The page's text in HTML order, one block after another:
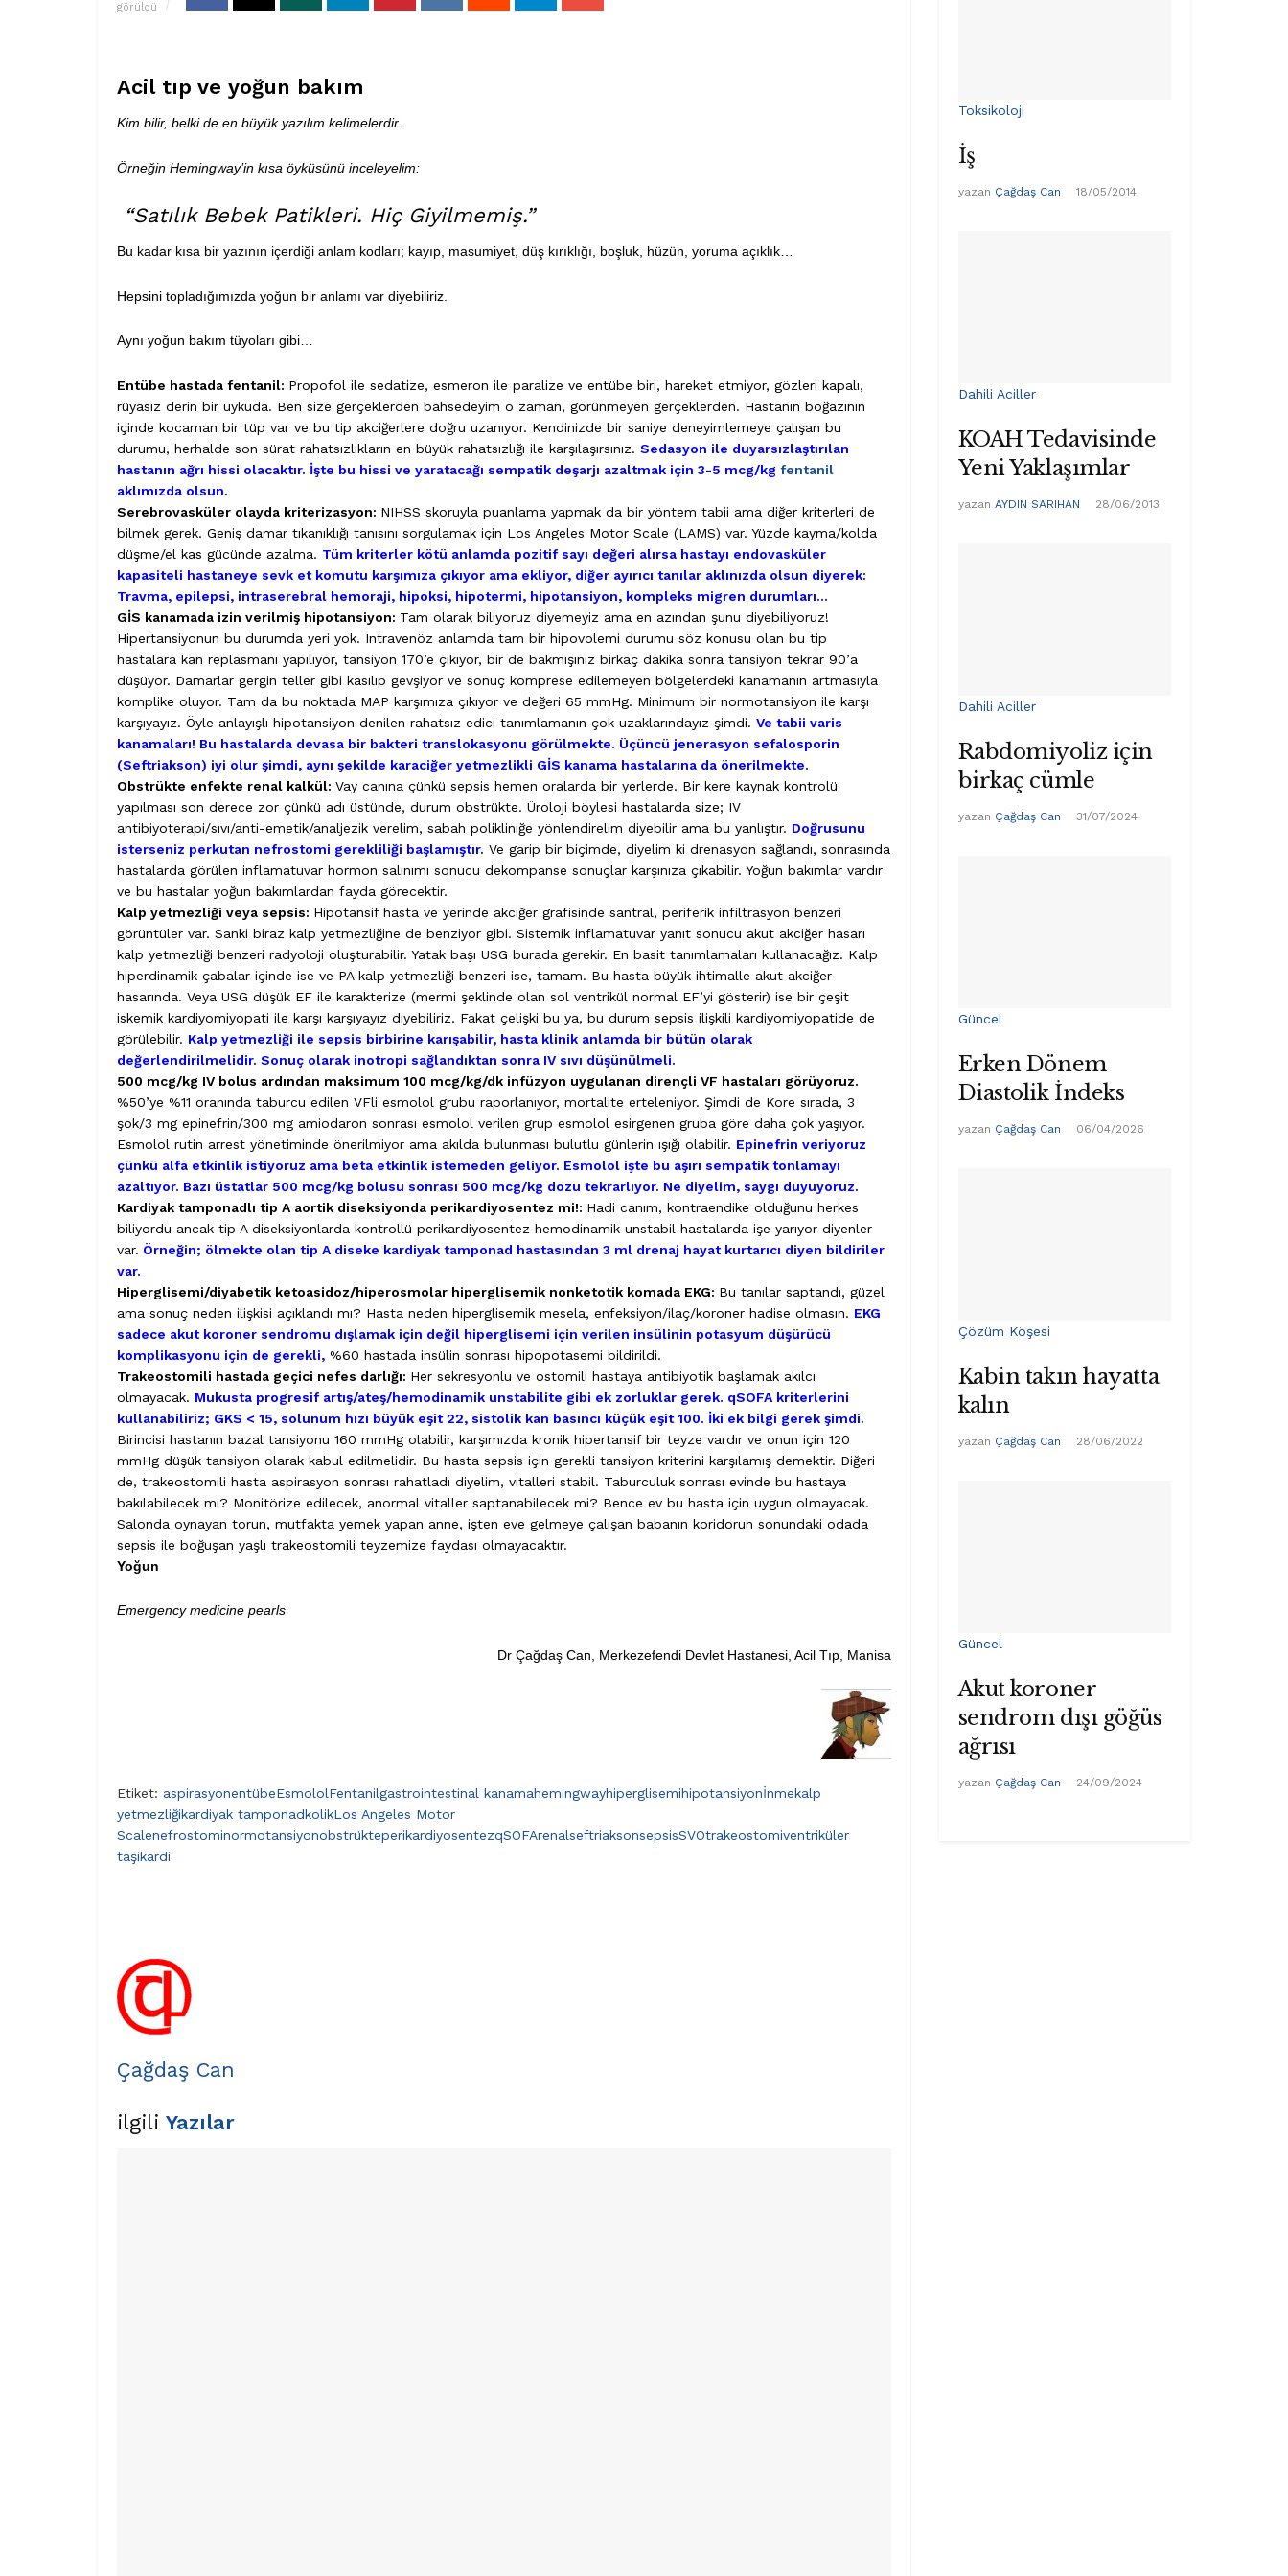
görüldü
Acil tıp ve yoğun bakım
Kim bilir, belki de en büyük yazılım kelimelerdir.
Örneğin Hemingway’in kısa öyküsünü inceleyelim:
“Satılık Bebek Patikleri. Hiç Giyilmemiş.”
Bu kadar kısa bir yazının içerdiği anlam kodları; kayıp, masumiyet, düş kırıklığı, boşluk, hüzün, yoruma açıklık…
Hepsini topladığımızda yoğun bir anlamı var diyebiliriz.
Aynı yoğun bakım tüyoları gibi…
Entübe hastada fentanil: Propofol ile sedatize, esmeron ile paralize ve entübe biri, hareket etmiyor, gözleri kapalı,
rüyasız derin bir uykuda. Ben size gerçeklerden bahsedeyim o zaman, görünmeyen gerçeklerden. Hastanın boğazının
içinde kocaman bir tüp var ve bu tip akciğerlere doğru uzanıyor. Kendinizde bir saniye deneyimlemeye çalışan bu
durumu, herhalde son sürat rahatsızlıkların en büyük rahatsızlığı ile karşılaşırsınız. Sedasyon ile duyarsızlaştırılan
hastanın ağrı hissi olacaktır. İşte bu hissi ve yaratacağı sempatik deşarjı azaltmak için 3-5 mcg/kg fentanil
aklımızda olsun.
Serebrovasküler olayda kriterizasyon: NIHSS skoruyla puanlama yapmak da bir yöntem tabii ama diğer kriterleri de
bilmek gerek. Geniş damar tıkanıklığı tanısını sorgulamak için Los Angeles Motor Scale (LAMS) var. Yüzde kayma/kolda
düşme/el kas gücünde azalma. Tüm kriterler kötü anlamda pozitif sayı değeri alırsa hastayı endovasküler
kapasiteli hastaneye sevk et komutu karşımıza çıkıyor ama ekliyor, diğer ayırıcı tanılar aklınızda olsun diyerek:
Travma, epilepsi, intraserebral hemoraji, hipoksi, hipotermi, hipotansiyon, kompleks migren durumları…
GİS kanamada izin verilmiş hipotansiyon: Tam olarak biliyoruz diyemeyiz ama en azından şunu diyebiliyoruz!
Hipertansiyonun bu durumda yeri yok. Intravenöz anlamda tam bir hipovolemi durumu söz konusu olan bu tip
hastalara kan replasmanı yapılıyor, tansiyon 170’e çıkıyor, bir de bakmışınız birkaç dakika sonra tansiyon tekrar 90’a
düşüyor. Damarlar gergin teller gibi kasılıp gevşiyor ve sonuç komprese edilemeyen bölgelerdeki kanamanın artmasıyla
komplike oluyor. Tam da bu noktada MAP karşımıza çıkıyor ve değeri 65 mmHg. Minimum bir normotansiyon ile karşı
karşıyayız. Öyle anlayışlı hipotansiyon denilen rahatsız edici tanımlamanın çok uzaklarındayız şimdi. Ve tabii varis
kanamaları! Bu hastalarda devasa bir bakteri translokasyonu görülmekte. Üçüncü jenerasyon sefalosporin
(Seftriakson) iyi olur şimdi, aynı şekilde karaciğer yetmezlikli GİS kanama hastalarına da önerilmekte.
Obstrükte enfekte renal kalkül: Vay canına çünkü sepsis hemen oralarda bir yerlerde. Bir kere kaynak kontrolü
yapılması son derece zor çünkü adı üstünde, durum obstrükte. Üroloji böylesi hastalarda size; IV
antibiyoterapi/sıvı/anti-emetik/analjezik verelim, sabah polikliniğe yönlendirelim diyebilir ama bu yanlıştır. Doğrusunu
isterseniz perkutan nefrostomi gerekliliği başlamıştır. Ve garip bir biçimde, diyelim ki drenasyon sağlandı, sonrasında
hastalarda görülen inflamatuvar hormon salınımı sonucu dekompanse sonuçlar karşınıza çıkabilir. Yoğun bakımlar vardır
ve bu hastalar yoğun bakımlardan fayda görecektir.
Kalp yetmezliği veya sepsis: Hipotansif hasta ve yerinde akciğer grafisinde santral, periferik infiltrasyon benzeri
görüntüler var. Sanki biraz kalp yetmezliğine de benziyor gibi. Sistemik inflamatuvar yanıt sonucu akut akciğer hasarı
kalp yetmezliği benzeri radyoloji oluşturabilir. Yatak başı USG burada gerekir. En basit tanımlamaları kullanacağız. Kalp
hiperdinamik çabalar içinde ise ve PA kalp yetmezliği benzeri ise, tamam. Bu hasta büyük ihtimalle akut akciğer
hasarında. Veya USG düşük EF ile karakterize (mermi şeklinde olan sol ventrikül normal EF’yi gösterir) ise bir çeşit
iskemik kardiyomiyopati ile karşı karşıyayız diyebiliriz. Fakat çelişki bu ya, bu durum sepsis ilişkili kardiyomiyopatide de
görülebilir. Kalp yetmezliği ile sepsis birbirine karışabilir, hasta klinik anlamda bir bütün olarak
değerlendirilmelidir. Sonuç olarak inotropi sağlandıktan sonra IV sıvı düşünülmeli.
500 mcg/kg IV bolus ardından maksimum 100 mcg/kg/dk infüzyon uygulanan dirençli VF hastaları görüyoruz.
%50’ye %11 oranında taburcu edilen VFli esmolol grubu raporlanıyor, mortalite erteleniyor. Şimdi de Kore sırada, 3
şok/3 mg epinefrin/300 mg amiodaron sonrası esmolol verilen grup esmolol esirgenen gruba göre daha çok yaşıyor.
Esmolol rutin arrest yönetiminde önerilmiyor ama akılda bulunması bulutlu günlerin ışığı olabilir. Epinefrin veriyoruz
çünkü alfa etkinlik istiyoruz ama beta etkinlik istemeden geliyor. Esmolol işte bu aşırı sempatik tonlamayı
azaltıyor. Bazı üstatlar 500 mcg/kg bolusu sonrası 500 mcg/kg dozu tekrarlıyor. Ne diyelim, saygı duyuyoruz.
Kardiyak tamponadlı tip A aortik diseksiyonda perikardiyosentez mi!: Hadi canım, kontraendike olduğunu herkes
biliyordu ancak tip A diseksiyonlarda kontrollü perikardiyosentez hemodinamik unstabil hastalarda işe yarıyor diyenler
var. Örneğin; ölmekte olan tip A diseke kardiyak tamponad hastasından 3 ml drenaj hayat kurtarıcı diyen bildiriler
var.
Hiperglisemi/diyabetik ketoasidoz/hiperosmolar hiperglisemik nonketotik komada EKG: Bu tanılar saptandı, güzel
ama sonuç neden ilişkisi açıklandı mı? Hasta neden hiperglisemik mesela, enfeksiyon/ilaç/koroner hadise olmasın. EKG
sadece akut koroner sendromu dışlamak için değil hiperglisemi için verilen insülinin potasyum düşürücü
komplikasyonu için de gerekli, %60 hastada insülin sonrası hipopotasemi bildirildi.
Trakeostomili hastada geçici nefes darlığı: Her sekresyonlu ve ostomili hastaya antibiyotik başlamak akılcı
olmayacak. Mukusta progresif artış/ateş/hemodinamik unstabilite gibi ek zorluklar gerek. qSOFA kriterlerini
kullanabiliriz; GKS < 15, solunum hızı büyük eşit 22, sistolik kan basıncı küçük eşit 100. İki ek bilgi gerek şimdi.
Birincisi hastanın bazal tansiyonu 160 mmHg olabilir, karşımızda kronik hipertansif bir teyze vardır ve onun için 120
mmHg düşük tansiyon olarak kabul edilmelidir. Bu hasta sepsis için gerekli tansiyon kriterini karşılamış demektir. Diğeri
de, trakeostomili hasta aspirasyon sonrası rahatladı diyelim, vitalleri stabil. Taburculuk sonrası evinde bu hastaya
bakılabilecek mi? Monitörize edilecek, anormal vitaller saptanabilecek mi? Bence ev bu hasta için uygun olmayacak.
Salonda oynayan torun, mutfakta yemek yapan anne, işten eve gelmeye çalışan babanın koridorun sonundaki odada
sepsis ile boğuşan yaşlı trakeostomili teyzemize faydası olmayacaktır.
Yoğun
Emergency medicine pearls
Dr Çağdaş Can, Merkezefendi Devlet Hastanesi, Acil Tıp, Manisa
Etiket: aspirasyonentübeEsmololFentanilgastrointestinal kanamahemingwayhiperglisemihipotansiyonİnmekalp
yetmezliğikardiyak tamponadkolikLos Angeles Motor
ScalenefrostominormotansiyonobstrükteperikardiyosentezqSOFArenalseftriaksonsepsisSVOtrakeostomiventriküler
taşikardi
Çağdaş Can
ilgili Yazılar
Toksikoloji
İş
yazan Çağdaş Can 18/05/2014
Dahili Aciller
KOAH Tedavisinde
Yeni Yaklaşımlar
yazan AYDIN SARIHAN 28/06/2013
Dahili Aciller
Rabdomiyoliz için
birkaç cümle
yazan Çağdaş Can 31/07/2024
Güncel
Erken Dönem
Diastolik İndeks
yazan Çağdaş Can 06/04/2026
Çözüm Köşesi
Kabin takın hayatta
kalın
yazan Çağdaş Can 28/06/2022
Güncel
Akut koroner
sendrom dışı göğüs
ağrısı
yazan Çağdaş Can 24/09/2024